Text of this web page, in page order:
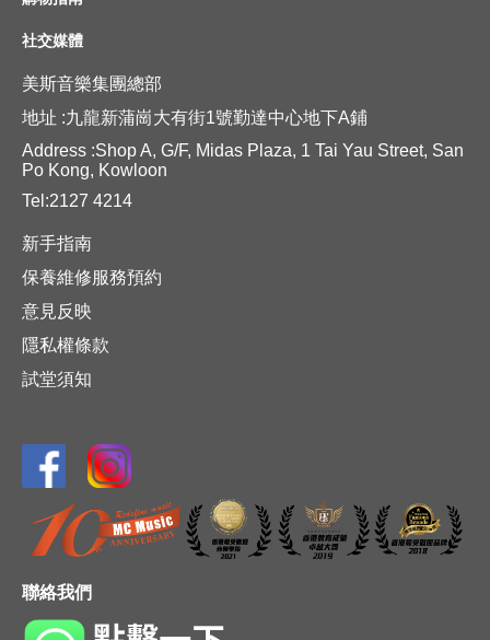
社交媒體
美斯音樂集團總部
地址 :九龍新蒲崗大有街1號勤達中心地下A鋪
Address :Shop A, G/F, Midas Plaza, 1 Tai Yau Street, San
Po Kong, Kowloon
Tel:2127 4214
新手指南
保養維修服務預約
意見反映
隱私權條款
試堂須知
聯絡我們